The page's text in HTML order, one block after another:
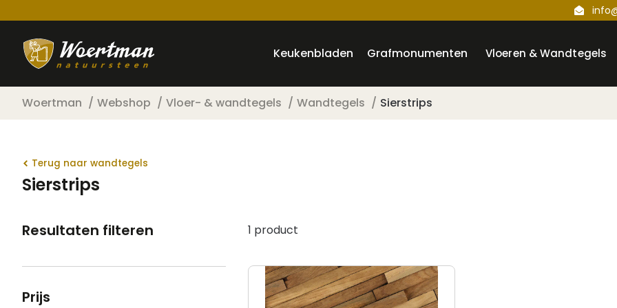
Keukenbladen Grafmonumenten Vloeren & Wandtegels
Woertman Webshop Vloer- & wandtegels Wandtegels Sierstrips
Terug naar wandtegels
Sierstrips
Resultaten filteren
Prijs
1 product